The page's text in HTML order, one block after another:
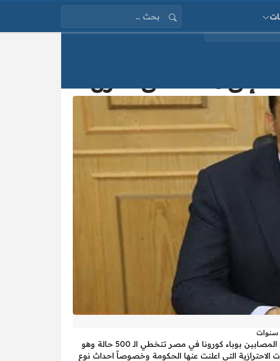
البحث عن:
شهدت الاصابات بوباء كورونا في مصر خلال الفترة الأخيرة ارتفاعاً كبيراً، حيث بدأت اعداد المصابين بوباء كورونا في مصر تتخطي الـ 500 حالة وهو
الاحترازية التي اعلنت عنها الحكومة وخصوصاً احداث نوع